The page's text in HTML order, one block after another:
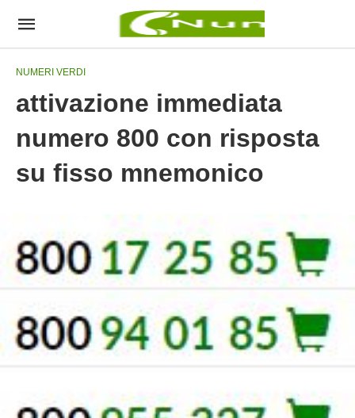
NUMERI VERDI
attivazione immediata
numero 800 con risposta
su fisso mnemonico